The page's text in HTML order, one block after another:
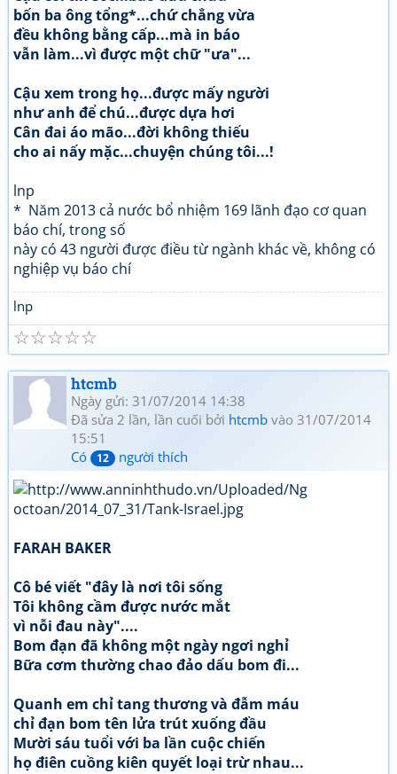
bốn ba ông tổng*...chứ chẳng vừa
đều không bằng cấp...mà in báo
vẫn làm...vì được một chữ "ưa"...
Cậu xem trong họ...được mấy người
như anh để chú...được dựa hơi
Cân đai áo mão...đời không thiếu
cho ai nấy mặc...chuyện chúng tôi...!
lnp
* Năm 2013 cả nước bổ nhiệm 169 lãnh đạo cơ quan
báo chí, trong số
này có 43 người được điều từ ngành khác về, không có
nghiệp vụ báo chí
lnp
☆
☆
☆
☆
☆
htcmb
Ngày gửi: 31/07/2014 14:38
Đã sửa 2 lần, lần cuối bởi htcmb vào 31/07/2014
15:51
Có
12 người thích
FARAH BAKER
Cô bé viết "đây là nơi tôi sống
Tôi không cầm được nước mắt
vì nỗi đau này"....
Bom đạn đã không một ngày ngơi nghỉ
Bữa cơm thường chao đảo dấu bom đi...
Quanh em chỉ tang thương và đẫm máu
chỉ đạn bom tên lửa trút xuống đầu
Mười sáu tuổi với ba lần cuộc chiến
họ điên cuồng kiên quyết loại trừ nhau...